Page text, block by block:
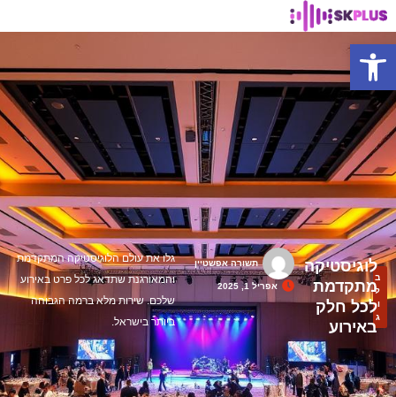
ב
ל
ו
ג
לוגיסטיקה
מתקדמת
לכל חלק
באירוע
תשורה אפשטיין
אפריל 1, 2025
גלו את עולם הלוגיסטיקה המתקדמת
והמאורגנת שתדאג לכל פרט באירוע
שלכם. שירות מלא ברמה הגבוהה
ביותר בישראל.
פתח סרגל נגישות